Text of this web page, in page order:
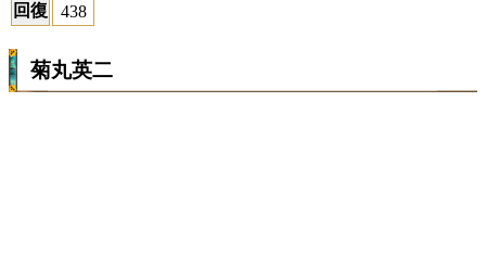
回復
438
菊丸英二